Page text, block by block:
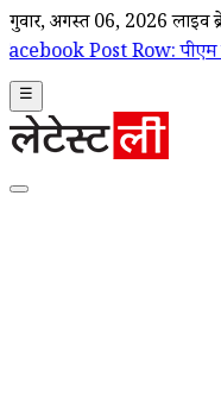
गुरूवार, अगस्त 06, 2026 लाइव
पीएम मोदी का वीडियो
☰